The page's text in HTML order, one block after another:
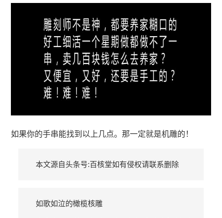
如果你的手串能找到以上几点。那一定就是机雕的！
本文源自头条号:百核堂如有侵权请联系删除
如歌如泣的橄榄核雕